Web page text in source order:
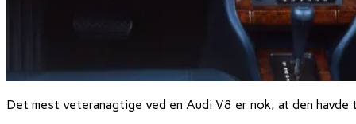
Det mest veteranagtige ved en Audi V8 er nok, at den